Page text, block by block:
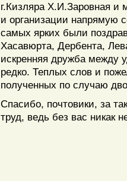
г.Кизляра Х.И.Заровная и
и организации напрямую
самых ярких были
Хасавюрта, Дербента,
искренняя дружба между
редко. Теплых слов и
полученных по случаю
Спасибо, почтовики, за
труд, ведь без вас никак